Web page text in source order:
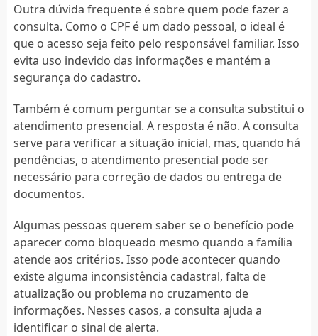
Outra dúvida frequente é sobre quem pode fazer a
consulta. Como o CPF é um dado pessoal, o ideal é
que o acesso seja feito pelo responsável familiar. Isso
evita uso indevido das informações e mantém a
segurança do cadastro.
Também é comum perguntar se a consulta substitui o
atendimento presencial. A resposta é não. A consulta
serve para verificar a situação inicial, mas, quando há
pendências, o atendimento presencial pode ser
necessário para correção de dados ou entrega de
documentos.
Algumas pessoas querem saber se o benefício pode
aparecer como bloqueado mesmo quando a família
atende aos critérios. Isso pode acontecer quando
existe alguma inconsistência cadastral, falta de
atualização ou problema no cruzamento de
informações. Nesses casos, a consulta ajuda a
identificar o sinal de alerta.